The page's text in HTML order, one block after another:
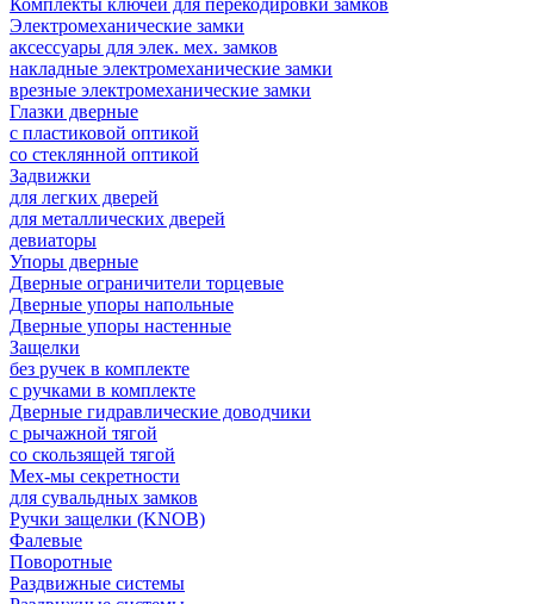
Комплекты ключей для перекодировки замков
Электромеханические замки
аксессуары для элек. мех. замков
накладные электромеханические замки
врезные электромеханические замки
Глазки дверные
с пластиковой оптикой
со стеклянной оптикой
Задвижки
для легких дверей
для металлических дверей
девиаторы
Упоры дверные
Дверные ограничители торцевые
Дверные упоры напольные
Дверные упоры настенные
Защелки
без ручек в комплекте
с ручками в комплекте
Дверные гидравлические доводчики
с рычажной тягой
со скользящей тягой
Мех-мы секретности
для сувальдных замков
Ручки защелки (KNOB)
Фалевые
Поворотные
Раздвижные системы